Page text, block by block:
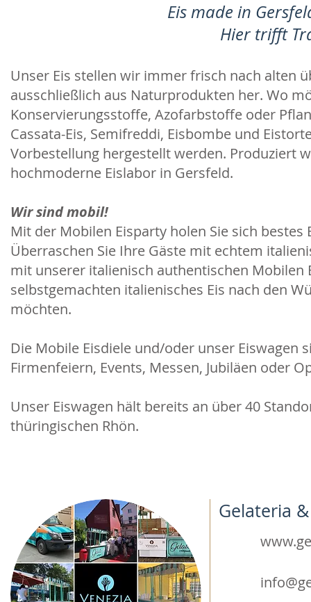
Eis made in
Hier trifft
Unser Eis stellen wir immer frisch nach alten
ausschließlich aus Naturprodukten her. Wo
Konservierungsstoffe, Azofarbstoffe oder
Cassata-Eis, Semifreddi, Eisbombe und
Vorbestellung hergestellt werden. Produziert
hochmoderne Eislabor in Gersfeld.
Wir sind mobil!
Mit der Mobilen Eisparty holen Sie sich
Überraschen Sie Ihre Gäste mit echtem
mit unserer italienisch authentischen Mobilen
selbstgemachten italienisches Eis nach den
möchten.
Die Mobile Eisdiele und/oder unser Eiswagen
Firmenfeiern, Events, Messen, Jubiläen oder
Unser Eiswagen hält bereits an über 40
thüringischen Rhön.
Gelateria